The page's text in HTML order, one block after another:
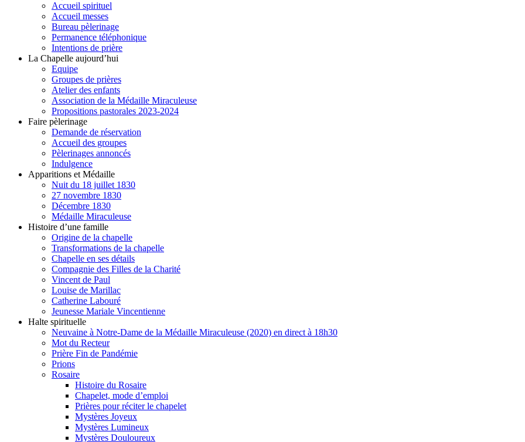
Accueil spirituel
Accueil messes
Bureau pèlerinage
Permanence téléphonique
Intentions de prière
La Chapelle aujourd’hui
Equipe
Groupes de prières
Atelier des enfants
Association de la Médaille Miraculeuse
Propositions pastorales 2023-2024
Faire pèlerinage
Demande de réservation
Accueil des groupes
Pèlerinages annoncés
Indulgence
Apparitions et Médaille
Nuit du 18 juillet 1830
27 novembre 1830
Décembre 1830
Médaille Miraculeuse
Histoire d’une famille
Origine de la chapelle
Transformations de la chapelle
Chapelle en ses détails
Compagnie des Filles de la Charité
Vincent de Paul
Louise de Marillac
Catherine Labouré
Jeunesse Mariale Vincentienne
Halte spirituelle
Neuvaine à Notre-Dame de la Médaille Miraculeuse (2020) en direct à 18h30
Mot du Recteur
Prière Fin de Pandémie
Prions
Rosaire
Histoire du Rosaire
Chapelet, mode d’emploi
Prières pour réciter le chapelet
Mystères Joyeux
Mystères Lumineux
Mystères Douloureux